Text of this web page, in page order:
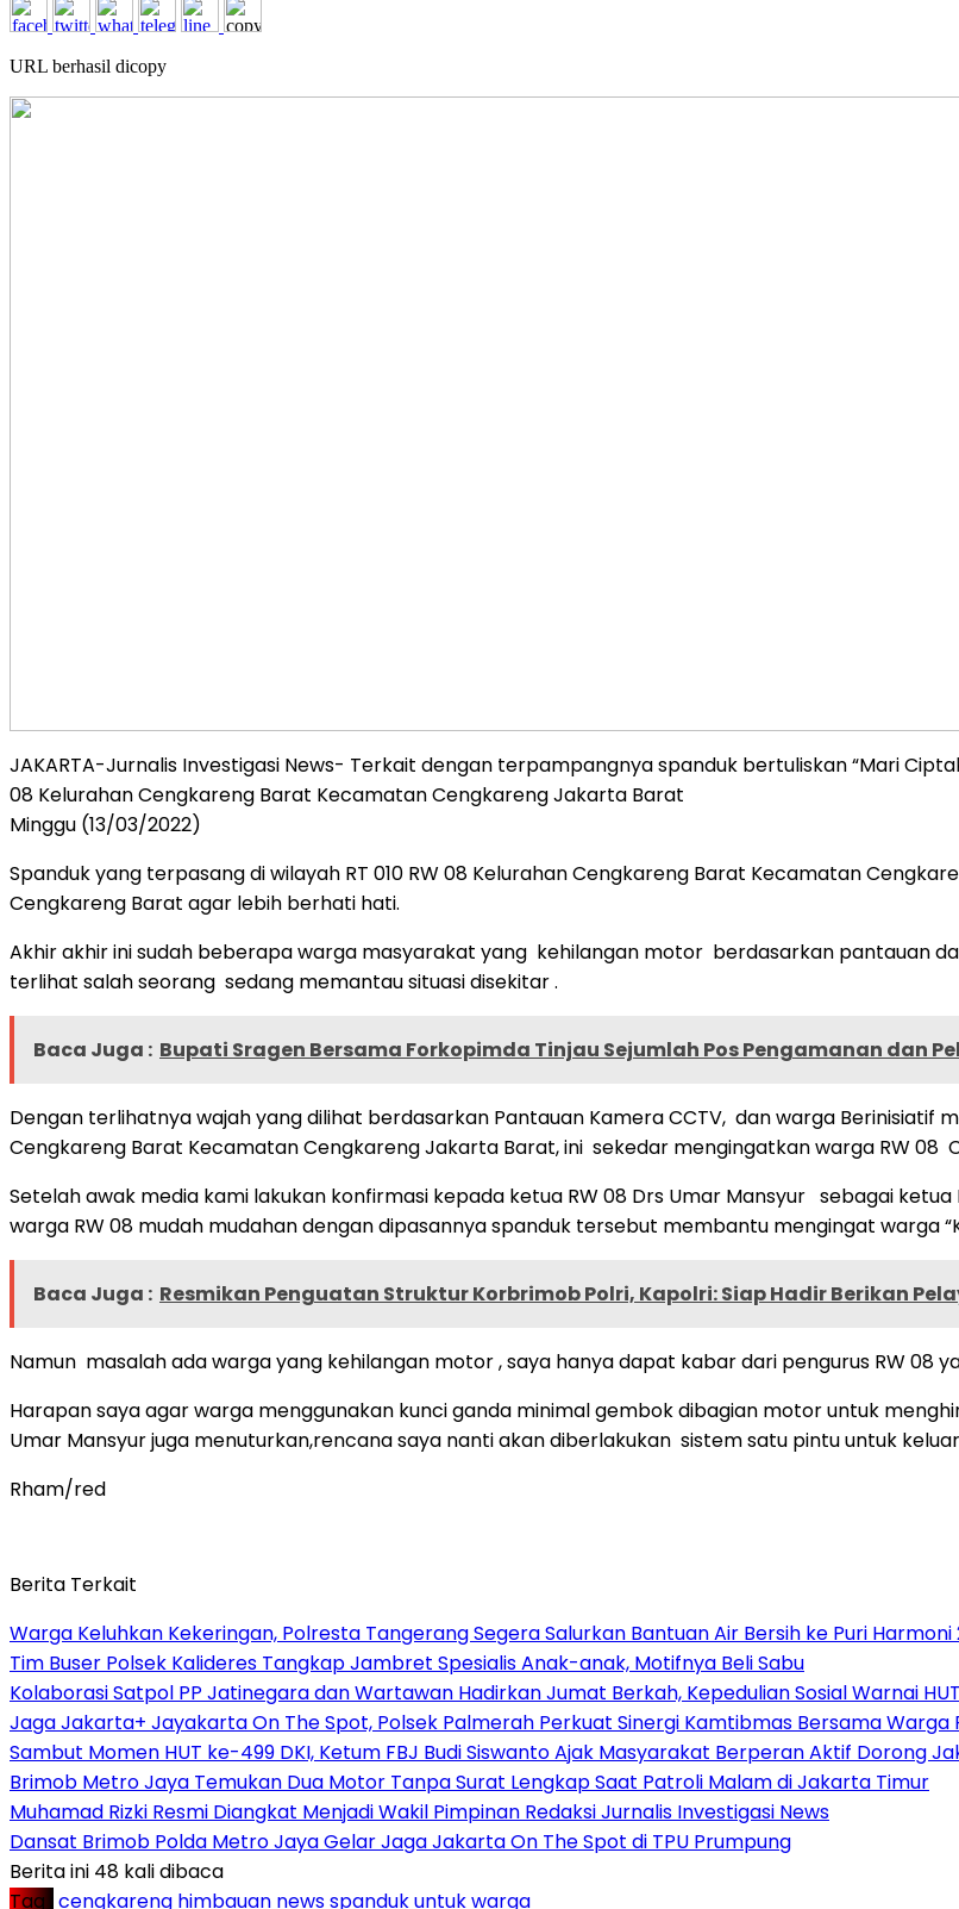
URL berhasil dicopy
JAKARTA-Jurnalis Investigasi News- Terkait dengan terpampangnya spanduk bertuliskan “Mari
08 Kelurahan Cengkareng Barat Kecamatan Cengkareng Jakarta Barat
Minggu (13/03/2022)
Spanduk yang terpasang di wilayah RT 010 RW 08 Kelurahan Cengkareng Barat Kecamatan
Cengkareng Barat agar lebih berhati hati.
Akhir akhir ini sudah beberapa warga masyarakat yang kehilangan motor berdasarkan pantauan
terlihat salah seorang sedang memantau situasi disekitar .
Baca Juga : Bupati Sragen Bersama Forkopimda Tinjau Sejumlah Pos Pengamanan dan
Dengan terlihatnya wajah yang dilihat berdasarkan Pantauan Kamera CCTV, dan warga Berinisiatif
Cengkareng Barat Kecamatan Cengkareng Jakarta Barat, ini sekedar mengingatkan warga RW 08
Setelah awak media kami lakukan konfirmasi kepada ketua RW 08 Drs Umar Mansyur sebagai
warga RW 08 mudah mudahan dengan dipasannya spanduk tersebut membantu mengingat warga
Baca Juga : Resmikan Penguatan Struktur Korbrimob Polri, Kapolri: Siap Hadir Berikan
Namun masalah ada warga yang kehilangan motor , saya hanya dapat kabar dari pengurus RW 08
Harapan saya agar warga menggunakan kunci ganda minimal gembok dibagian motor untuk
Umar Mansyur juga menuturkan,rencana saya nanti akan diberlakukan sistem satu pintu untuk
Rham/red
Berita Terkait
Warga Keluhkan Kekeringan, Polresta Tangerang Segera Salurkan Bantuan Air Bersih ke Puri Harmoni
Tim Buser Polsek Kalideres Tangkap Jambret Spesialis Anak-anak, Motifnya Beli Sabu
Kolaborasi Satpol PP Jatinegara dan Wartawan Hadirkan Jumat Berkah, Kepedulian Sosial Warnai
Jaga Jakarta+ Jayakarta On The Spot, Polsek Palmerah Perkuat Sinergi Kamtibmas Bersama Warga
Sambut Momen HUT ke-499 DKI, Ketum FBJ Budi Siswanto Ajak Masyarakat Berperan Aktif Dorong
Brimob Metro Jaya Temukan Dua Motor Tanpa Surat Lengkap Saat Patroli Malam di Jakarta Timur
Muhamad Rizki Resmi Diangkat Menjadi Wakil Pimpinan Redaksi Jurnalis Investigasi News
Dansat Brimob Polda Metro Jaya Gelar Jaga Jakarta On The Spot di TPU Prumpung
Berita ini 48 kali dibaca
Tag : cengkareng himbauan newsspandukuntukwarga